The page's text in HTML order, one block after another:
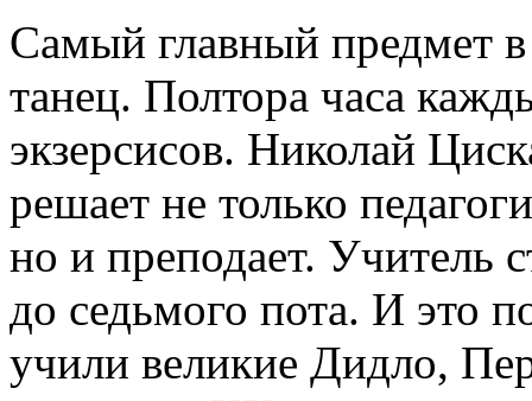
Самый главный предмет
танец. Полтора часа
экзерсисов. Николай
решает не только
но и преподает. Учитель
до седьмого пота. И это
учили великие Дидло,